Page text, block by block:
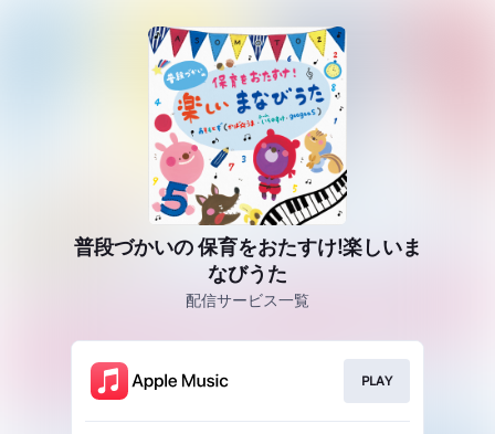
普段づかいの 保育をおたすけ!楽しいま
なびうた
配信サービス一覧
PLAY